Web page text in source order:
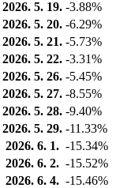
2026. 5. 19. -3.88%
2026. 5. 20. -6.29%
2026. 5. 21. -5.73%
2026. 5. 22. -3.31%
2026. 5. 26. -5.45%
2026. 5. 27. -8.55%
2026. 5. 28. -9.40%
2026. 5. 29. -11.33%
2026. 6. 1. -15.34%
2026. 6. 2. -15.52%
2026. 6. 4. -15.46%